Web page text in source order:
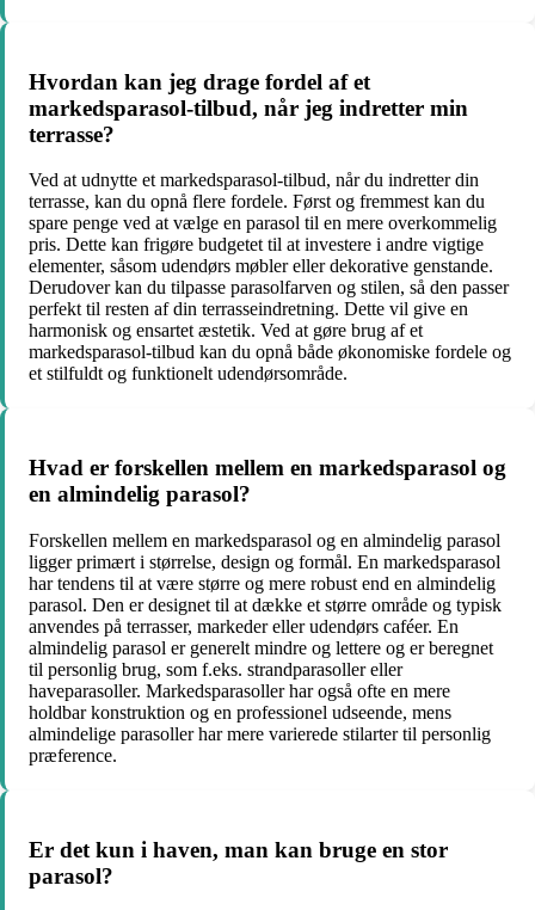
Hvordan kan jeg drage fordel af et
markedsparasol-tilbud, når jeg indretter min
terrasse?
Ved at udnytte et markedsparasol-tilbud, når du indretter din
terrasse, kan du opnå flere fordele. Først og fremmest kan du
spare penge ved at vælge en parasol til en mere overkommelig
pris. Dette kan frigøre budgetet til at investere i andre vigtige
elementer, såsom udendørs møbler eller dekorative genstande.
Derudover kan du tilpasse parasolfarven og stilen, så den passer
perfekt til resten af din terrasseindretning. Dette vil give en
harmonisk og ensartet æstetik. Ved at gøre brug af et
markedsparasol-tilbud kan du opnå både økonomiske fordele og
et stilfuldt og funktionelt udendørsområde.
Hvad er forskellen mellem en markedsparasol og
en almindelig parasol?
Forskellen mellem en markedsparasol og en almindelig parasol
ligger primært i størrelse, design og formål. En markedsparasol
har tendens til at være større og mere robust end en almindelig
parasol. Den er designet til at dække et større område og typisk
anvendes på terrasser, markeder eller udendørs caféer. En
almindelig parasol er generelt mindre og lettere og er beregnet
til personlig brug, som f.eks. strandparasoller eller
haveparasoller. Markedsparasoller har også ofte en mere
holdbar konstruktion og en professionel udseende, mens
almindelige parasoller har mere varierede stilarter til personlig
præference.
Er det kun i haven, man kan bruge en stor
parasol?